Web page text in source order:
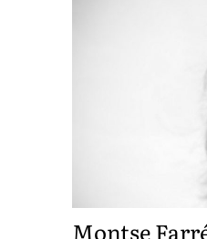
Montse